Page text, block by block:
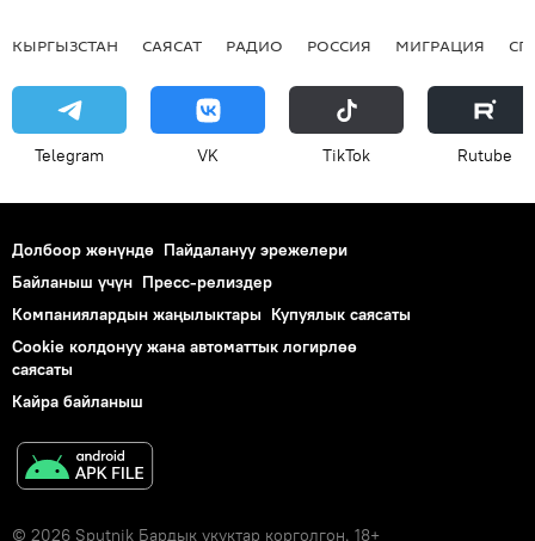
КЫРГЫЗСТАН САЯСАТ РАДИО РОССИЯ МИГРАЦИЯ
Telegram VK ТikТоk Rutube
Долбоор жөнүндө Пайдалануу эрежелери
Байланыш үчүн Пресс-релиздер
Компаниялардын жаңылыктары Купуялык саясаты
Cookie колдонуу жана автоматтык логирлөө
саясаты
Кайра байланыш
© 2026 Sputnik Бардык укуктар корголгон. 18+